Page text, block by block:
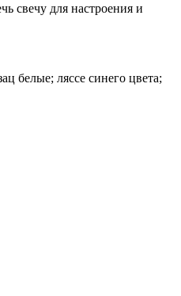
свечу для настроения и
белые; ляссе синего цвета;